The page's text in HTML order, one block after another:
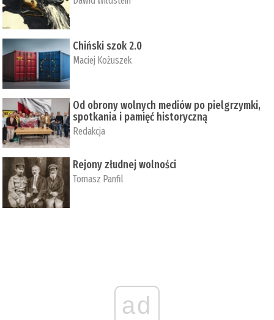
Chiński szok 2.0
Maciej Kożuszek
Od obrony wolnych mediów po pielgrzymki,
spotkania i pamięć historyczną
Redakcja
Rejony złudnej wolności
Tomasz Panfil
ad